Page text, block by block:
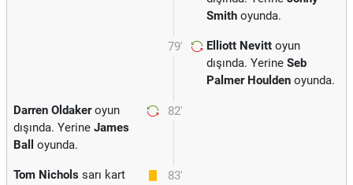
Smith oyunda.
79' Elliott Nevitt oyun
dışında. Yerine Seb
Palmer Houlden oyunda.
82'
Darren Oldakeroyun
dışında. Yerine James
Ball
oyunda.
83'
Tom Nichols sarı kart